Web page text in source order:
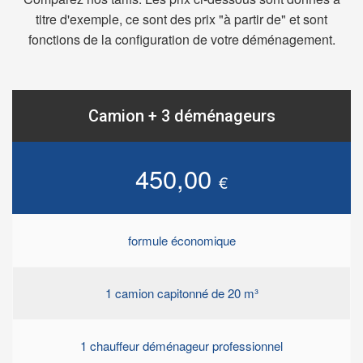
titre d'exemple, ce sont des prix "à partir de" et sont
fonctions de la configuration de votre déménagement.
Camion + 3 déménageurs
450,00 €
formule économique
1 camion capitonné de 20 m³
1 chauffeur déménageur professionnel